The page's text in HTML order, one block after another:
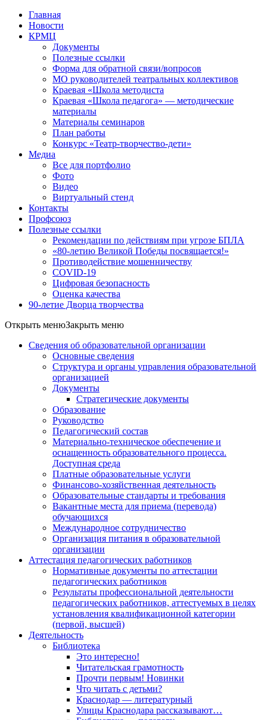
Перейти
контенту
Главная
Новости
КРМЦ
Документы
Полезные ссылки
Форма для обратной связи/вопросов
МО руководителей театральных коллективов
Краевая «Школа методиста
Краевая «Школа педагога» — методические
материалы
Материалы семинаров
План работы
Конкурс «Театр-творчество-дети»
Медиа
Все для портфолио
Фото
Видео
Виртуальный стенд
Контакты
Профсоюз
Полезные ссылки
Рекомендации по действиям при угрозе БПЛА
«80-летию Великой Победы посвящается!»
Противодействие мошенничеству
COVID-19
Цифровая безопасность
Оценка качества
90-летие Дворца творчества
Открыть менюЗакрыть меню
Сведения об образовательной организации
Основные сведения
Структура и органы управления образовательной
организацией
Документы
Стратегические документы
Образование
Руководство
Педагогический состав
Материально-техническое обеспечение и
оснащенность образовательного процесса.
Доступная среда
Платные образовательные услуги
Финансово-хозяйственная деятельность
Образовательные стандарты и требования
Вакантные места для приема (перевода)
обучающихся
Международное сотрудничество
Организация питания в образовательной
организации
Аттестация педагогических работников
Нормативные документы по аттестации
педагогических работников
Результаты профессиональной деятельности
педагогических работников, аттестуемых в целях
установления квалификационной категории
(первой, высшей)
Деятельность
Библиотека
Это интересно!
Читательская грамотность
Прочти первым! Новинки
Что читать с детьми?
Краснодар — литературный
Улицы Краснодара рассказывают…